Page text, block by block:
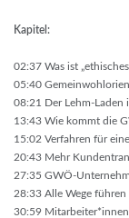
Kapitel:
02:37 Was ist
05:40
08:21 Der Lehm-Laden
13:43 Wie kommt die
15:02 Verfahren für
20:43 Mehr
27:35 GWÖ-
28:33 Alle Wege
30:59